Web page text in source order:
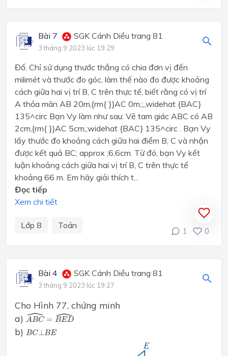
Bài 7 SGK Cánh Diều trang 81
3 tháng 9 2023 lúc 19:29
Đố. Chỉ sử dụng thước thẳng có chia đơn vị đến
milimét và thước đo góc, làm thế nào đo được khoảng
cách giữa hai vị trí B, C trên thực tế, biết rằng có vị trí
A thỏa mãn AB 20m,{rm{ }}AC 0m,;,,widehat {BAC}
135^circ Bạn Vy làm như sau: Vẽ tam giác ABC có AB
2cm,{rm{ }}AC 5cm,;widehat {BAC} 135^circ . Bạn Vy
lấy thước đo khoảng cách giữa hai điểm B, C và nhận
được kết quả BC; approx ;6,6cm. Từ đó, bạn Vy kết
luận khoảng cách giữa hai vị trí B, C trên thực tế
khoảng 66 m. Em hãy giải thích t...
Đọc tiếp
Xem chi tiết
Lớp 8 Toán
1 0
Bài 4 SGK Cánh Diều trang 81
3 tháng 9 2023 lúc 19:27
Cho Hình 77, chứng minh
a) ˆ
ABC = ˆ
BED
ABC BED^
b) BC⊥BE
BC⊥ BE